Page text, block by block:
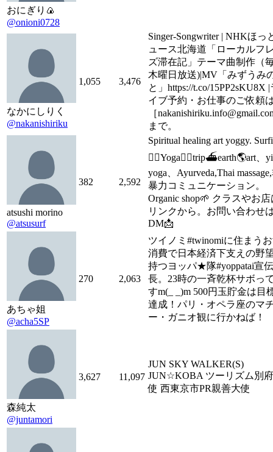
おにぎり🍙
@onioni0728
なかにしりく
@nakanishiriku
1,055 3,476
Singer-Songwriter | NHKほっ
ュース北海道「ローカルフ
ズ滞在記」テーマ曲制作（
木曜日放送)|MV「みずうみ
と」https://t.co/15PP2sKU8X |
イブ予約・お仕事のご依頼
［
まで。
atsushi morino
@atsusurf
382 2,592
Spiritual healing art yoggy.
🏄‍♀️Yoga🧘‍♀️trip⛴earth🌎art、
yoga、Ayurveda,Thai
暴力コミュニケーション。
Organic shop🌱 クラスやお店
リンクから。お問い合わせ
DM📩
あちゃ姐
@acha5SP
270 2,063
ツイノミ#twinomiに住まう
消費で日本経済下支えの野
持つヨッパ★隊#yoppatai宣
長。23時の一斉乾杯サボっ
すm(_ _)m 500円玉貯金は目
達成！パリ・オペラ座のマ
ー・ガニオ観に行かねば！
森純太
@juntamori
3,627 11,097
JUN SKY WALKER(S)
JUN☆KOBA ツーリズム別
使 西東京市PR親善大使